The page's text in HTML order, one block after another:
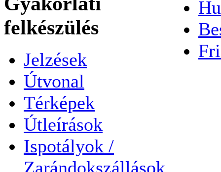
felkészülés
Jelzések
Útvonal
Térképek
Útleírások
Ispotályok /
Zarándokszállások